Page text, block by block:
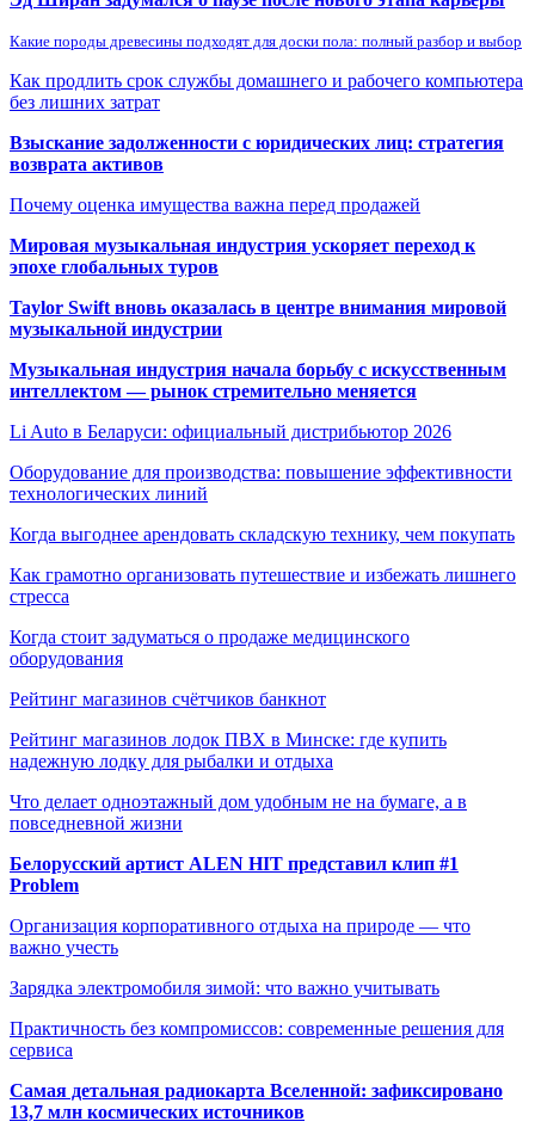
Какие породы древесины подходят для доски пола: полный разбор и выбор
Как продлить срок службы домашнего и рабочего компьютера
без лишних затрат
Взыскание задолженности с юридических лиц: стратегия
возврата активов
Почему оценка имущества важна перед продажей
Мировая музыкальная индустрия ускоряет переход к
эпохе глобальных туров
Taylor Swift вновь оказалась в центре внимания мировой
музыкальной индустрии
Музыкальная индустрия начала борьбу с искусственным
интеллектом — рынок стремительно меняется
Li Auto в Беларуси: официальный дистрибьютор 2026
Оборудование для производства: повышение эффективности
технологических линий
Когда выгоднее арендовать складскую технику, чем покупать
Как грамотно организовать путешествие и избежать лишнего
стресса
Когда стоит задуматься о продаже медицинского
оборудования
Рейтинг магазинов счётчиков банкнот
Рейтинг магазинов лодок ПВХ в Минске: где купить
надежную лодку для рыбалки и отдыха
Что делает одноэтажный дом удобным не на бумаге, а в
повседневной жизни
Белорусский артист ALEN HIT представил клип #1
Problem
Организация корпоративного отдыха на природе — что
важно учесть
Зарядка электромобиля зимой: что важно учитывать
Практичность без компромиссов: современные решения для
сервиса
Самая детальная радиокарта Вселенной: зафиксировано
13,7 млн космических источников